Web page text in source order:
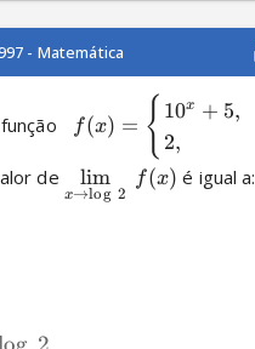
- Matemática
f(x) = { 10x + 5,
2,
de
x→log 2
lim f(x) é igual a: